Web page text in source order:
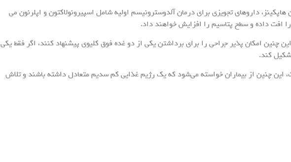
داروهای تجویزی برای درمان آلدوسترونیسم اولیه شامل اسپیرونولاکتون و اپلرنون می
افت داده و سطح پتاسیم را افزایش خواهند داد.
چنین امکان پذیر جراحی را برای برداشتن یکی از دو غده فوق کلیوی پیشنهاد کنند، اگر فقط یکی
کند.
این چنین از بیماران خواسته می‌شود که یک رژیم غذایی کم سدیم متعادل داشته باشند و تلاش